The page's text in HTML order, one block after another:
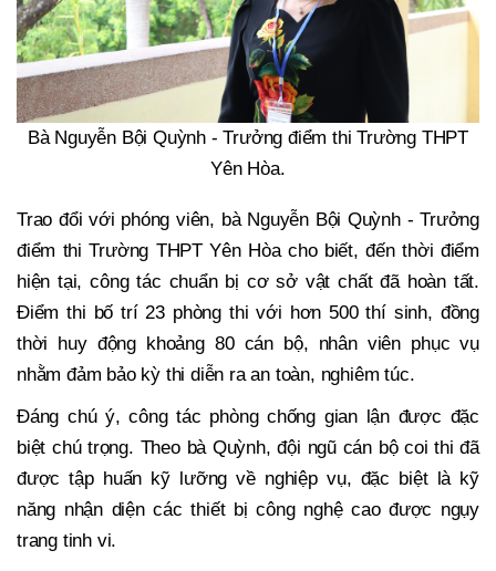
Bà Nguyễn Bội Quỳnh - Trưởng điểm thi Trường THPT
Yên Hòa.
Trao đổi với phóng viên, bà Nguyễn Bội Quỳnh - Trưởng
điểm thi Trường THPT Yên Hòa cho biết, đến thời điểm
hiện tại, công tác chuẩn bị cơ sở vật chất đã hoàn tất.
Điểm thi bố trí 23 phòng thi với hơn 500 thí sinh, đồng
thời huy động khoảng 80 cán bộ, nhân viên phục vụ
nhằm đảm bảo kỳ thi diễn ra an toàn, nghiêm túc.
Đáng chú ý, công tác phòng chống gian lận được đặc
biệt chú trọng. Theo bà Quỳnh, đội ngũ cán bộ coi thi đã
được tập huấn kỹ lưỡng về nghiệp vụ, đặc biệt là kỹ
năng nhận diện các thiết bị công nghệ cao được ngụy
trang tinh vi.